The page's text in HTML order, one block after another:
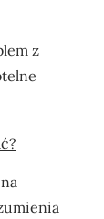
z